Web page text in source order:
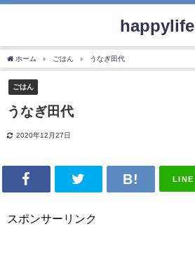
happylife
ホーム ごはん うなぎ田代
ごはん
うなぎ田代
2020年12月27日
LINE
スポンサーリンク